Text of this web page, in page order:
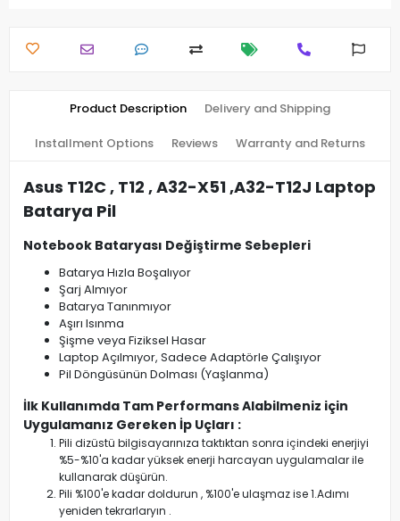
Product Description Delivery and Shipping
Installment Options Reviews Warranty and Returns
Asus T12C , T12 , A32-X51 ,A32-T12J Laptop
Batarya Pil
Notebook Bataryası Değiştirme Sebepleri
Batarya Hızla Boşalıyor
Şarj Almıyor
Batarya Tanınmıyor
Aşırı Isınma
Şişme veya Fiziksel Hasar
Laptop Açılmıyor, Sadece Adaptörle Çalışıyor
Pil Döngüsünün Dolması (Yaşlanma)
İlk Kullanımda Tam Performans Alabilmeniz için
Uygulamanız Gereken İp Uçları :
Pili dizüstü bilgisayarınıza taktıktan sonra içindeki enerjiyi
%5-%10'a kadar yüksek enerji harcayan uygulamalar ile
kullanarak düşürün.
Pili %100'e kadar doldurun , %100'e ulaşmaz ise 1.Adımı
yeniden tekrarlaryın .